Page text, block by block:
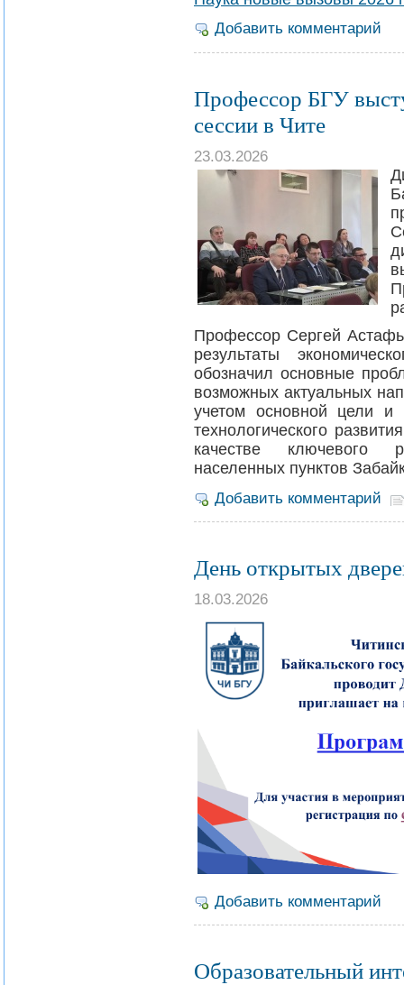
Добавить комментарий
Профессор БГУ
сессии в Чите
23.03.2026
Профессор Сергей
результаты
обозначил основные
возможных актуальных
учетом основной цели и
технологического
качестве ключевого
населенных пунктов
Добавить комментарий
День открытых
18.03.2026
Добавить комментарий
Образовательный